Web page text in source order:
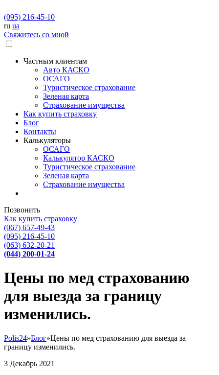
(095) 216-45-10
ru ua
Свяжитесь со мной
Частным клиентам
Авто КАСКО
OСАГО
Туристическое страхование
Зеленая карта
Страхование имущества
Как купить страховку
Блог
Контакты
Калькуляторы
OСАГО
Калькулятор КАСКО
Туристическое страхование
Зеленая карта
Страхование имущества
Позвонить
Как купить страховку
(067) 657-49-43
(095) 216-45-10
(063) 632-20-21
(044) 200-01-24
Цены по мед страхованию
для выезда за границу
изменились.
Polis24»Блог»Цены по мед страхованию для выезда за
границу изменились.
3 Декабрь 2021